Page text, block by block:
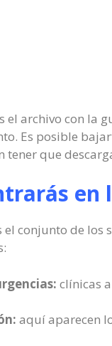
el archivo con la
Es posible
tener que
en
el conjunto de
clínicas
aquí aparecen